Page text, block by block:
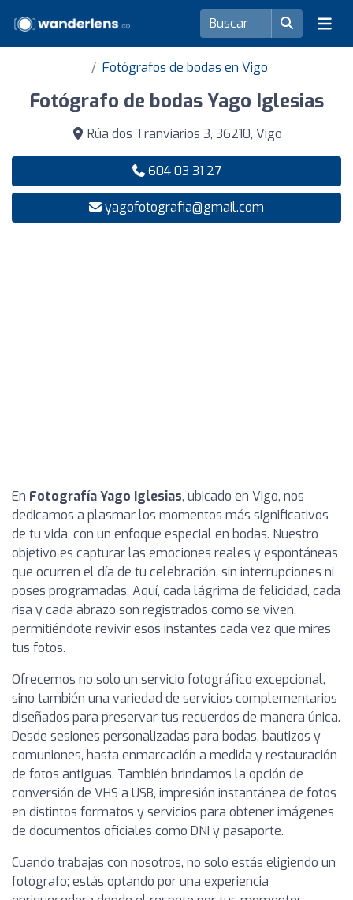
Fotógrafos de bodas en Vigo
Fotógrafo de bodas Yago Iglesias
Rúa dos Tranviarios 3, 36210, Vigo
604 03 31 27
yagofotografia@gmail.com
En Fotografía Yago Iglesias, ubicado en Vigo, nos
dedicamos a plasmar los momentos más significativos
de tu vida, con un enfoque especial en bodas. Nuestro
objetivo es capturar las emociones reales y espontáneas
que ocurren el día de tu celebración, sin interrupciones ni
poses programadas. Aquí, cada lágrima de felicidad, cada
risa y cada abrazo son registrados como se viven,
permitiéndote revivir esos instantes cada vez que mires
tus fotos.
Ofrecemos no solo un servicio fotográfico excepcional,
sino también una variedad de servicios complementarios
diseñados para preservar tus recuerdos de manera única.
Desde sesiones personalizadas para bodas, bautizos y
comuniones, hasta enmarcación a medida y restauración
de fotos antiguas. También brindamos la opción de
conversión de VHS a USB, impresión instantánea de fotos
en distintos formatos y servicios para obtener imágenes
de documentos oficiales como DNI y pasaporte.
Cuando trabajas con nosotros, no solo estás eligiendo un
fotógrafo; estás optando por una experiencia